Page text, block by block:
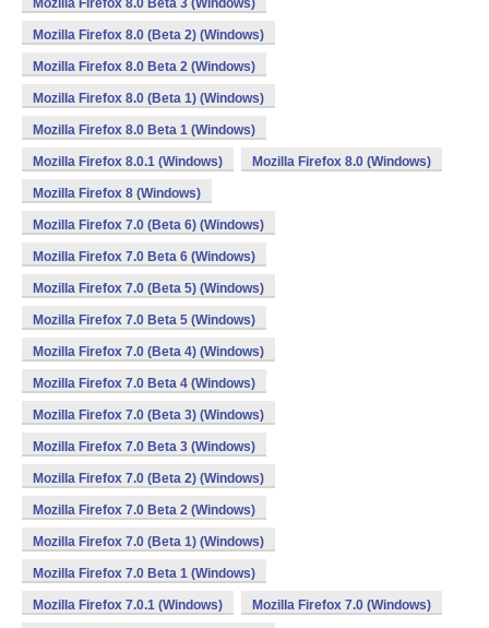
Mozilla Firefox 8.0 Beta 3 (Windows)
Mozilla Firefox 8.0 (Beta 2) (Windows)
Mozilla Firefox 8.0 Beta 2 (Windows)
Mozilla Firefox 8.0 (Beta 1) (Windows)
Mozilla Firefox 8.0 Beta 1 (Windows)
Mozilla Firefox 8.0.1 (Windows) Mozilla Firefox 8.0 (Windows)
Mozilla Firefox 8 (Windows)
Mozilla Firefox 7.0 (Beta 6) (Windows)
Mozilla Firefox 7.0 Beta 6 (Windows)
Mozilla Firefox 7.0 (Beta 5) (Windows)
Mozilla Firefox 7.0 Beta 5 (Windows)
Mozilla Firefox 7.0 (Beta 4) (Windows)
Mozilla Firefox 7.0 Beta 4 (Windows)
Mozilla Firefox 7.0 (Beta 3) (Windows)
Mozilla Firefox 7.0 Beta 3 (Windows)
Mozilla Firefox 7.0 (Beta 2) (Windows)
Mozilla Firefox 7.0 Beta 2 (Windows)
Mozilla Firefox 7.0 (Beta 1) (Windows)
Mozilla Firefox 7.0 Beta 1 (Windows)
Mozilla Firefox 7.0.1 (Windows) Mozilla Firefox 7.0 (Windows)